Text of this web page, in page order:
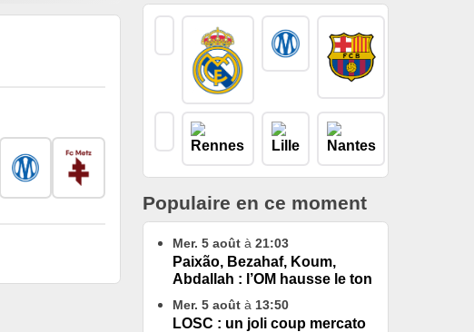
Populaire en ce moment
Mer. 5 août à 21:03
Paixão, Bezahaf, Koum,
Abdallah : l’OM hausse le ton
Mer. 5 août à 13:50
LOSC : un joli coup mercato